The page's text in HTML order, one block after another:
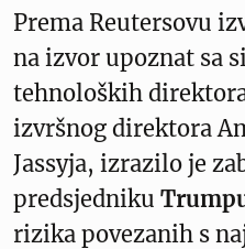
Prema Reutersovu
na izvor upoznat sa
tehnoloških
izvršnog direktora
Jassyja, izrazilo je
predsjedniku
rizika povezanih s